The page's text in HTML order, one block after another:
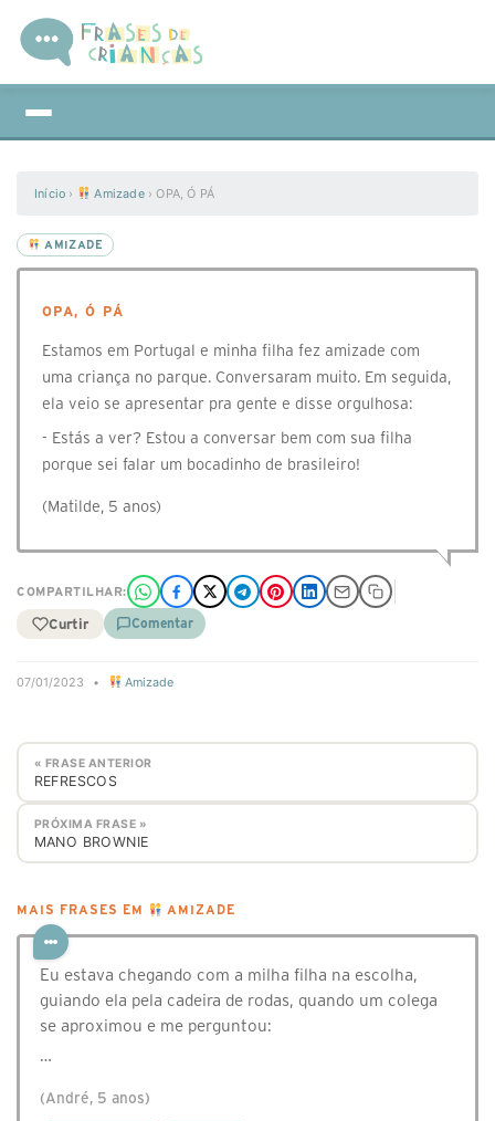
Início › Amizade ›OPA, Ó PÁ
AMIZADE
OPA, Ó PÁ
Estamos em Portugal e minha filha fez amizade com
uma criança no parque. Conversaram muito. Em seguida,
ela veio se apresentar pra gente e disse orgulhosa:
- Estás a ver? Estou a conversar bem com sua filha
porque sei falar um bocadinho de brasileiro!
(Matilde, 5 anos)
COMPARTILHAR:
Curtir Comentar
07/01/2023 • Amizade
« FRASE ANTERIOR
REFRESCOS
PRÓXIMA FRASE »
MANO BROWNIE
MAIS FRASES EM AMIZADE
Eu estava chegando com a milha filha na escolha,
guiando ela pela cadeira de rodas, quando um colega
se aproximou e me perguntou:
…
(André, 5 anos)